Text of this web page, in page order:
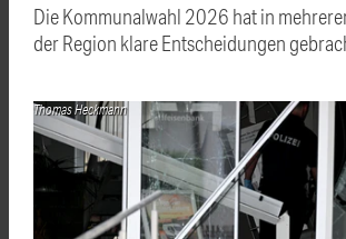
Die Kommunalwahl 2026 hat in
der Region klare Entscheidungen
Thomas Heckmann